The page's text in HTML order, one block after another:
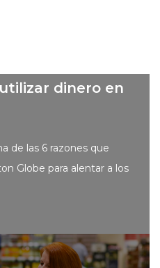
dinero en
de las 6 razones que
Globe para alentar a los